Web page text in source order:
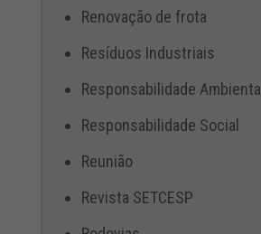
Renovação de frota
Resíduos Industriais
Responsabilidade Ambiental
Responsabilidade Social
Reunião
Revista SETCESP